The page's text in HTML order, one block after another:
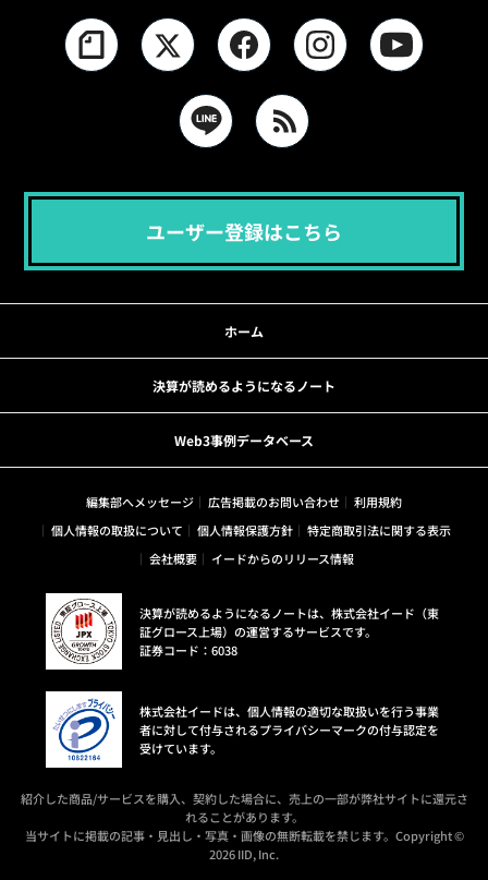
ユーザー登録はこちら
ホーム
決算が読めるようになるノート
Web3事例データベース
編集部へメッセージ 広告掲載のお問い合わせ
利用規約
個人情報の取扱について
個人情報保護方針
特定商取引法に関する表示
会社概要
イードからのリリース情報
決算が読めるようになるノートは、株式会社イード（東
証グロース上場）の運営するサービスです。
証券コード：6038
株式会社イードは、個人情報の適切な取扱いを行う事業
者に対して付与されるプライバシーマークの付与認定を
受けています。
紹介した商品/サービスを購入、契約した場合に、売上の一部が弊社サイトに還元さ
れることがあります。
当サイトに掲載の記事・見出し・写真・画像の無断転載を禁じます。Copyright ©
2026 IID, Inc.